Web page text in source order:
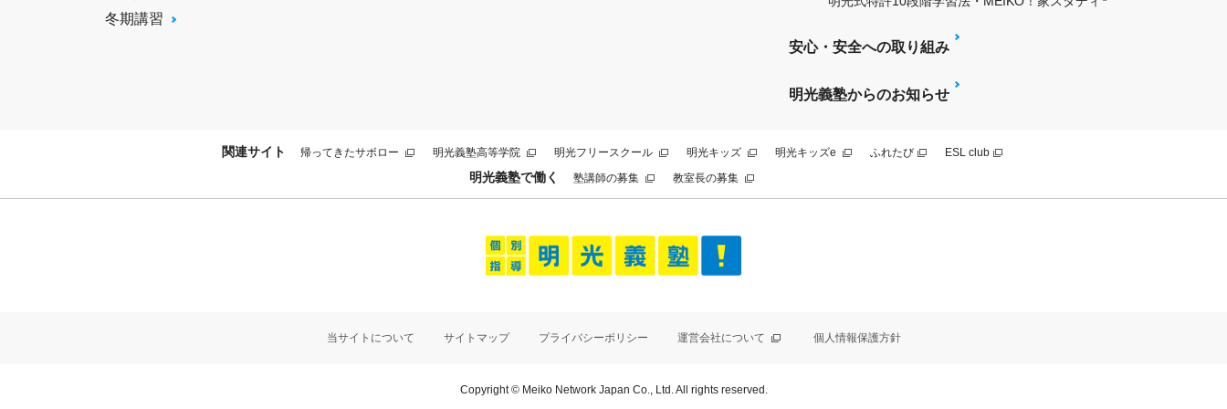
冬期講習
安心・安全への取り組み
明光義塾からのお知らせ
関連サイト 帰ってきたサボロー 明光義塾高等学院 明光フリースクール 明光キッズ 明光キッズe ふれたび ESL club
明光義塾で働く 塾講師の募集 教室長の募集
当サイトについて サイトマップ プライバシーポリシー 運営会社について 個人情報保護方針
Copyright © Meiko Network Japan Co., Ltd. All rights reserved.